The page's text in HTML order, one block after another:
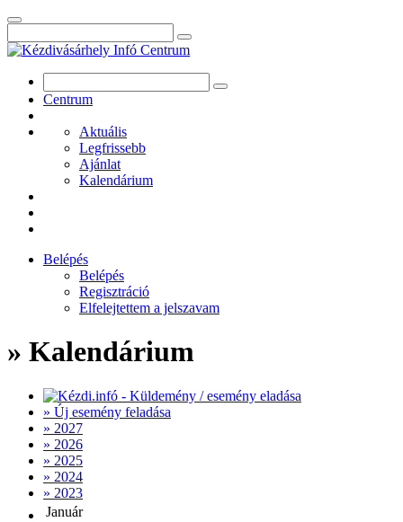
Centrum
Aktuális
Legfrissebb
Ajánlat
Kalendárium
Belépés
Belépés
Regisztráció
Elfelejtettem a jelszavam
» Kalendárium
» Új esemény feladása
» 2027
» 2026
» 2025
» 2024
» 2023
Január